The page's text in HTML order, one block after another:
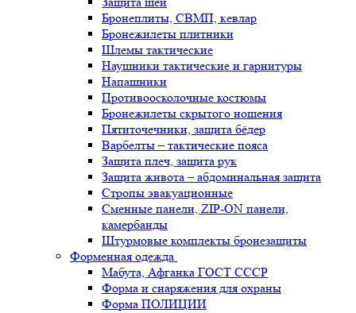
Бронеплиты, СВМП, кевлар
Бронежилеты плитники
Шлемы тактические
Наушники тактические и гарнитуры
Напашники
Противоосколочные костюмы
Бронежилеты скрытого ношения
Пятиточечники, защита бёдер
Варбелты – тактические пояса
Защита плеч, защита рук
Защита живота – абдоминальная защита
Стропы эвакуационные
Сменные панели, ZIP-ON панели,
камербанды
Штурмовые комплекты бронезащиты
Форменная одежда
Мабута, Афганка ГОСТ СССР
Форма и снаряжения для охраны
Форма ПОЛИЦИИ